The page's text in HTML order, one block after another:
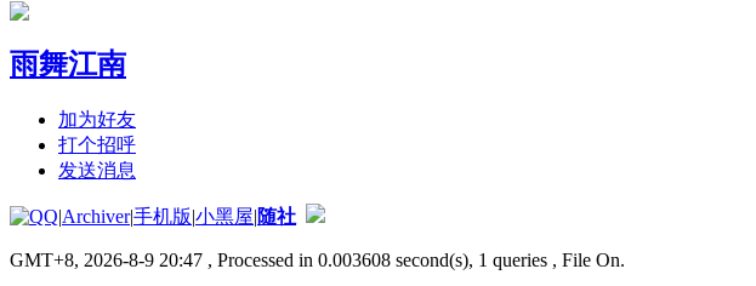
雨舞江南
加为好友
打个招呼
发送消息
|Archiver|手机版|小黑屋|随社
GMT+8, 2026-8-9 20:47 , Processed in 0.003608 second(s), 1 queries , File On.